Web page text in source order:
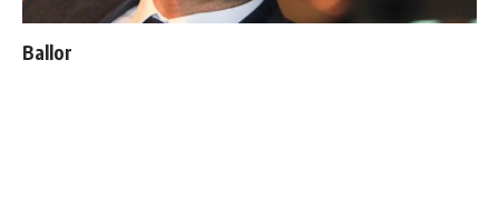
Ballon d'Or : les 4 favoris de Luis Figo